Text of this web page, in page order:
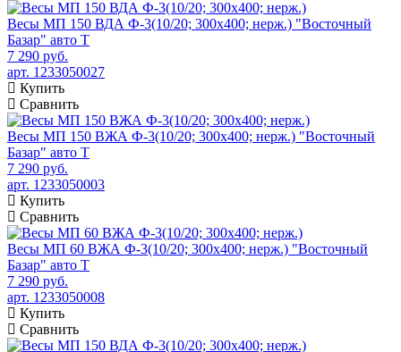
Весы МП 150 ВДА Ф-3(10/20; 300х400; нерж.) "Восточный
Базар" авто Т
7 290 руб.
арт. 1233050027
Купить
Сравнить
Весы МП 150 ВЖА Ф-3(10/20; 300х400; нерж.) "Восточный
Базар" авто Т
7 290 руб.
арт. 1233050003
Купить
Сравнить
Весы МП 60 ВЖА Ф-3(10/20; 300х400; нерж.) "Восточный
Базар" авто Т
7 290 руб.
арт. 1233050008
Купить
Сравнить